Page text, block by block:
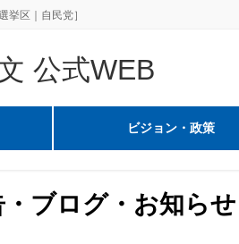
挙区｜自民党］
ビジョン・政策
・ブログ・お知らせ